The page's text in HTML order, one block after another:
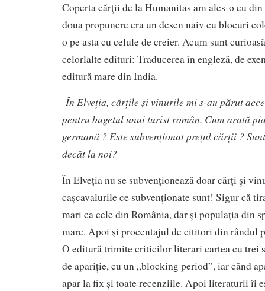
Coperta cărții de la Humanitas am ales-o eu
doua propunere era un desen naiv cu blocuri
o pe asta cu celule de creier. Acum sunt
celorlalte edituri: Traducerea în engleză, de
editură mare din India.
În Elveția, cărțile și vinurile mi s-au părut
pentru bugetul unui turist român. Cum arată
germană ? Este subvenționat prețul cărții ?
decât la noi?
În Elveția nu se subvenționează doar cărți și
cașcavalurile ce subvenționate sunt! Sigur că
mari ca cele din România, dar și populația din
mare. Apoi și procentajul de cititori din rândul
O editură trimite criticilor literari cartea cu trei
de apariție, cu un „blocking period”, iar când
apar la fix și toate recenziile. Apoi literaturii îi